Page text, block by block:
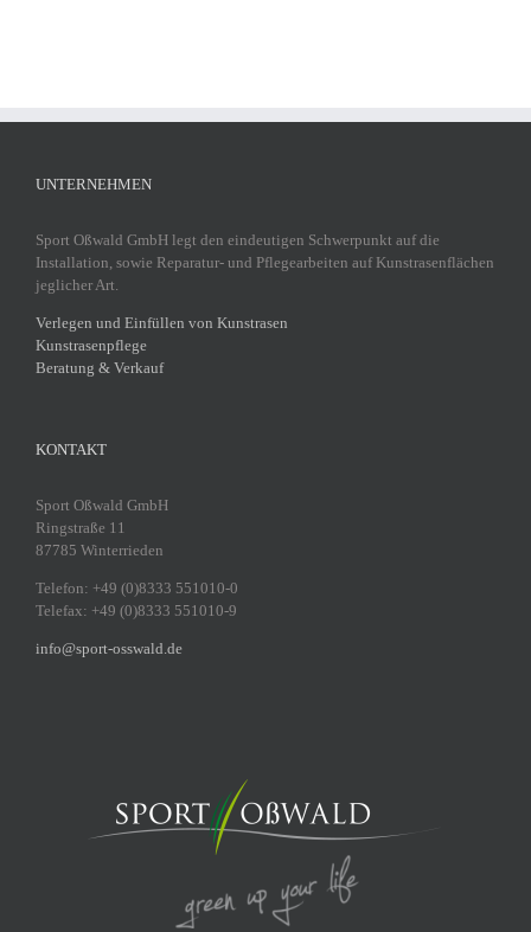
UNTERNEHMEN
Sport Oßwald GmbH legt den eindeutigen Schwerpunkt auf die
Installation, sowie Reparatur- und Pflegearbeiten auf Kunstrasenflächen
jeglicher Art.
Verlegen und Einfüllen von Kunstrasen
Kunstrasenpflege
Beratung & Verkauf
KONTAKT
Sport Oßwald GmbH
Ringstraße 11
87785 Winterrieden
Telefon: +49 (0)8333 551010-0
Telefax: +49 (0)8333 551010-9
info@sport-osswald.de